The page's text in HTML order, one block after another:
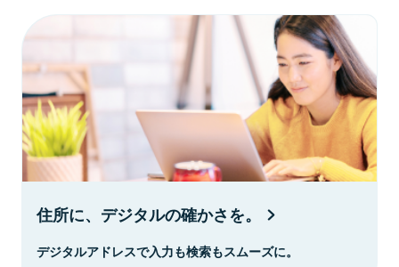
住所に、デジタルの確かさを。
デジタルアドレスで入力も検索もスムーズに。